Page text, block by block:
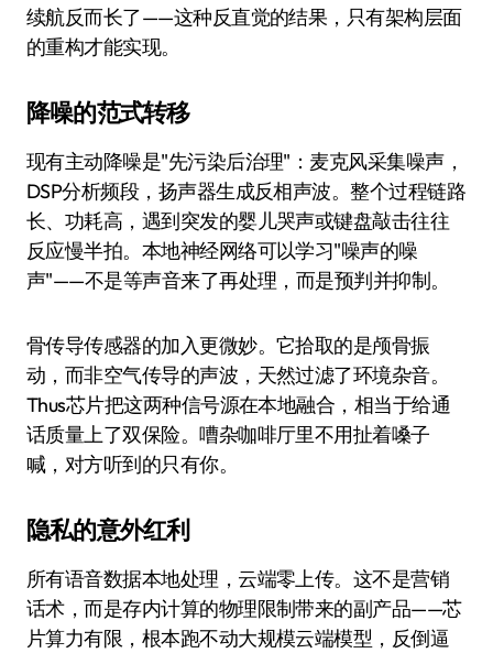
续航反而长了——这种反直觉的结果，只有架构层面
的重构才能实现。
降噪的范式转移
现有主动降噪是"先污染后治理"：麦克风采集噪声，
DSP分析频段，扬声器生成反相声波。整个过程链路
长、功耗高，遇到突发的婴儿哭声或键盘敲击往往
反应慢半拍。本地神经网络可以学习"噪声的噪
声"——不是等声音来了再处理，而是预判并抑制。
骨传导传感器的加入更微妙。它拾取的是颅骨振
动，而非空气传导的声波，天然过滤了环境杂音。
Thus芯片把这两种信号源在本地融合，相当于给通
话质量上了双保险。嘈杂咖啡厅里不用扯着嗓子
喊，对方听到的只有你。
隐私的意外红利
所有语音数据本地处理，云端零上传。这不是营销
话术，而是存内计算的物理限制带来的副产品——芯
片算力有限，根本跑不动大规模云端模型，反倒逼